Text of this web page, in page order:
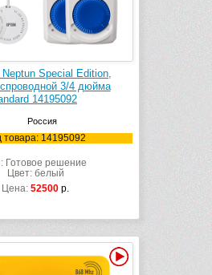
Neptun Special Edition,
3/4 дюйма
14195092
Россия
товара: 14195092
Готовое решение
Цвет: белый
Цена: 52500 р.